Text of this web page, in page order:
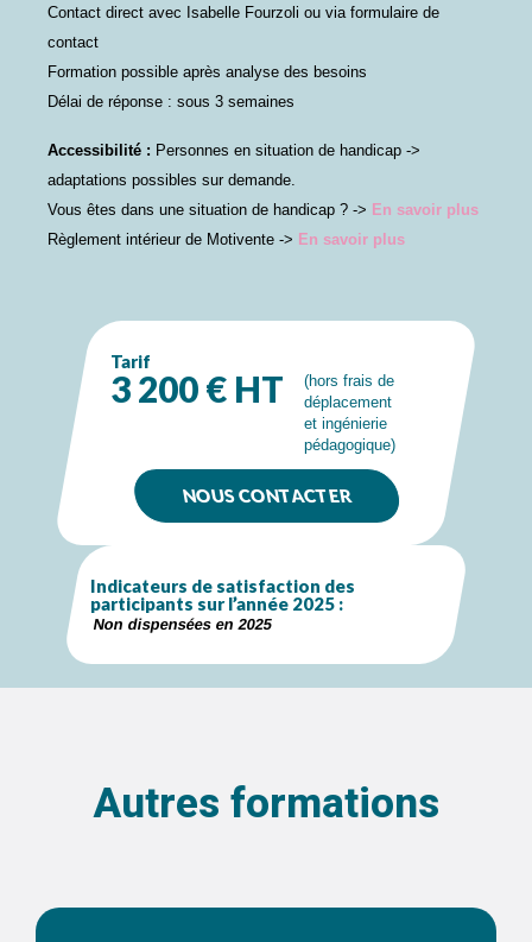
Contact direct avec Isabelle Fourzoli ou via formulaire de
contact
Formation possible après analyse des besoins
Délai de réponse : sous 3 semaines
Accessibilité : Personnes en situation de handicap ->
adaptations possibles sur demande.
Vous êtes dans une situation de handicap ? -> En savoir plus
Règlement intérieur de Motivente -> En savoir plus
Tarif
3 200 € HT
(hors frais de
déplacement
et ingénierie
pédagogique)
NOUS CONTACTER
Indicateurs de satisfaction des
participants sur l’année 2025 :
Non dispensées en 2025
Autres formations